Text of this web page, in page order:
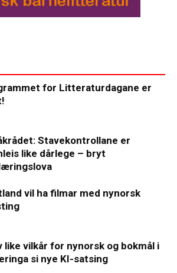
for Litteraturdagane er
Stavekontrollane er
like dårlege – bryt
vil ha filmar med nynorsk
like vilkår for nynorsk og bokmål i
si nye KI-satsing